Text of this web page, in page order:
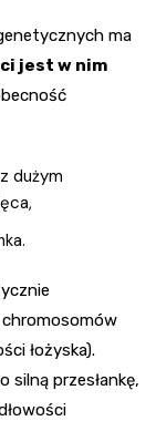
ma
jest w nim
dużym
chromosomów
łożyska).
silną przesłankę,